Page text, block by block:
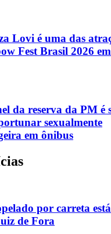
Lovi é uma das
Fest Brasil 2026
da reserva da PM é
sexualmente
em ônibus
por carreta
de Fora